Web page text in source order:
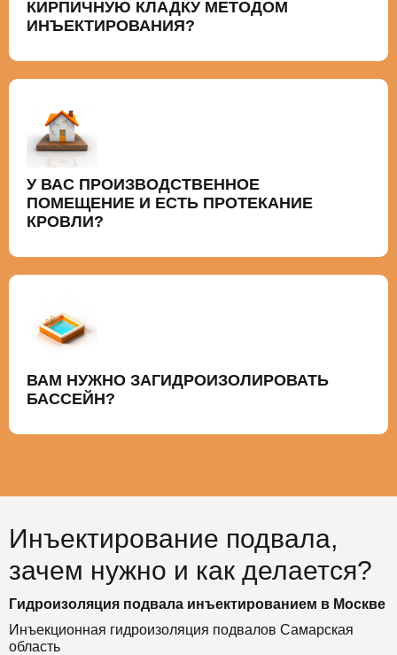
КИРПИЧНУЮ КЛАДКУ МЕТОДОМ
ИНЪЕКТИРОВАНИЯ?
У ВАС ПРОИЗВОДСТВЕННОЕ
ПОМЕЩЕНИЕ И ЕСТЬ ПРОТЕКАНИЕ
КРОВЛИ?
ВАМ НУЖНО ЗАГИДРОИЗОЛИРОВАТЬ
БАССЕЙН?
Инъектирование подвала,
зачем нужно и как делается?
Гидроизоляция подвала инъектированием в Москве
Инъекционная гидроизоляция подвалов Самарская
область